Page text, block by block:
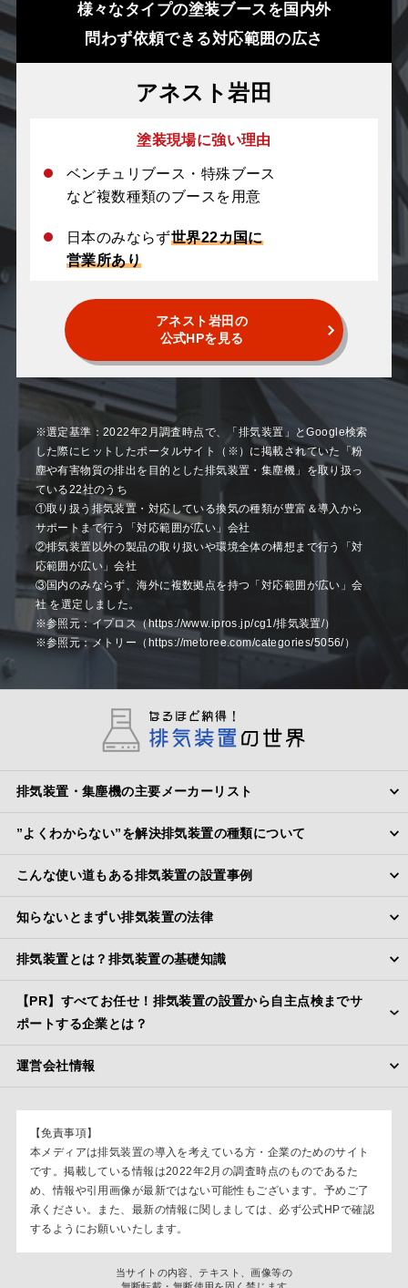
様々なタイプの塗装ブースを国内外
問わず依頼できる対応範囲の広さ
アネスト岩田
塗装現場に強い理由
ベンチュリブース・特殊ブース
など複数種類のブースを用意
日本のみならず世界22カ国に
営業所あり
アネスト岩田の
公式HPを見る
※選定基準：2022年2月調査時点で、「排気装置」とGoogle検索
した際にヒットしたポータルサイト（※）に掲載されていた「粉
塵や有害物質の排出を目的とした排気装置・集塵機」を取り扱っ
ている22社のうち
①取り扱う排気装置・対応している換気の種類が豊富＆導入から
サポートまで行う「対応範囲が広い」会社
②排気装置以外の製品の取り扱いや環境全体の構想まで行う「対
応範囲が広い」会社
③国内のみならず、海外に複数拠点を持つ「対応範囲が広い」会
社 を選定しました。
※参照元：イプロス（https://www.ipros.jp/cg1/排気装置/）
※参照元：メトリー（https://metoree.com/categories/5056/）
排気装置・集塵機の主要メーカーリスト
”よくわからない”を解決排気装置の種類について
こんな使い道もある排気装置の設置事例
知らないとまずい排気装置の法律
排気装置とは？排気装置の基礎知識
【PR】すべてお任せ！排気装置の設置から自主点検までサ
ポートする企業とは？
運営会社情報
【免責事項】
本メディアは排気装置の導入を考えている方・企業のためのサイト
です。掲載している情報は2022年2月の調査時点のものであるた
め、情報や引用画像が最新ではない可能性もございます。予めご了
承ください。また、最新の情報に関しましては、必ず公式HPで確認
するようにお願いいたします。
当サイトの内容、テキスト、画像等の